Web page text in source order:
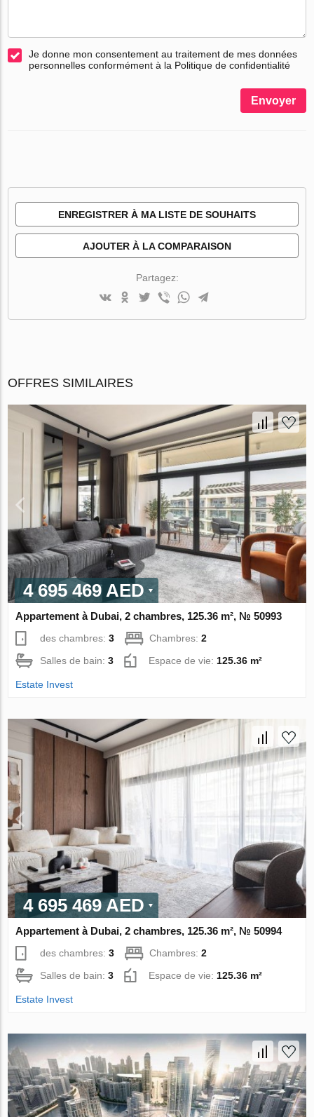
Je donne mon consentement au traitement de mes données
personnelles conformément à la Politique de confidentialité
Envoyer
ENREGISTRER À MA LISTE DE SOUHAITS
AJOUTER À LA COMPARAISON
Partagez:
OFFRES SIMILAIRES
4 695 469 AED
Appartement à Dubai, 2 chambres, 125.36 m², № 50993
des chambres:3 Chambres:2
Salles de bain:3 Espace de vie:125.36 m²
Estate Invest
4 695 469 AED
Appartement à Dubai, 2 chambres, 125.36 m², № 50994
des chambres:3 Chambres:2
Salles de bain:3 Espace de vie: 125.36 m²
Estate Invest